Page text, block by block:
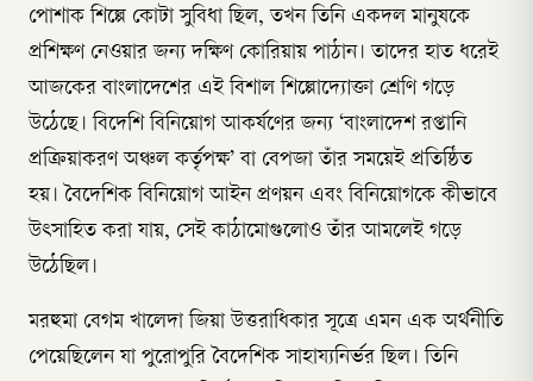
পোশাক শিল্পে কোটা সুবিধা ছিল, তখন তিনি একদল মানুষকে
প্রশিক্ষণ নেওয়ার জন্য দক্ষিণ কোরিয়ায় পাঠান। তাদের হাত ধরেই
আজকের বাংলাদেশের এই বিশাল শিল্পোদ্যোক্তা শ্রেণি গড়ে
উঠেছে। বিদেশি বিনিয়োগ আকর্ষণের জন্য ‘বাংলাদেশ রপ্তানি
প্রক্রিয়াকরণ অঞ্চল কর্তৃপক্ষ’ বা বেপজা তাঁর সময়েই প্রতিষ্ঠিত
হয়। বৈদেশিক বিনিয়োগ আইন প্রণয়ন এবং বিনিয়োগকে কীভাবে
উৎসাহিত করা যায়, সেই কাঠামোগুলোও তাঁর আমলেই গড়ে
উঠেছিল।
মরহুমা বেগম খালেদা জিয়া উত্তরাধিকার সূত্রে এমন এক অর্থনীতি
পেয়েছিলেন যা পুরোপুরি বৈদেশিক সাহায্যনির্ভর ছিল। তিনি